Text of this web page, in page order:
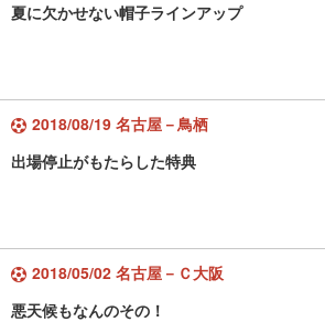
夏に欠かせない帽子ラインアップ
2018/08/19 名古屋－鳥栖
出場停止がもたらした特典
2018/05/02 名古屋－Ｃ大阪
悪天候もなんのその！